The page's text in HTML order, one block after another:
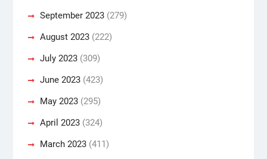
September 2023(279)
August 2023(222)
July 2023(309)
June 2023(423)
May 2023(295)
April 2023(324)
March 2023(411)